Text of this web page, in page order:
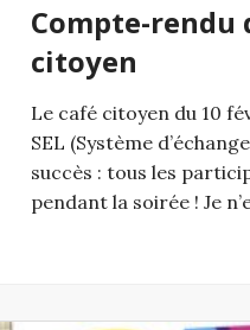
Compte-rendu
citoyen
Le café citoyen du 10
SEL (Système
succès : tous les
pendant la soirée ! Je